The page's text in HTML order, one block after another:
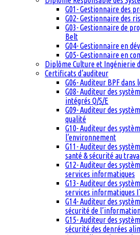
G01- Gestionnaire des
G02- Gestionnaire des
G03- Gestionnaire de
Belt
G04- Gestionnaire en
G05- Gestionnaire en
Diplôme Culture et Ingénierie
Certificats d’auditeur
G06- Auditeur BPF
G08- Auditeur des
intégrés Q/S/E
G09- Auditeur des
qualité
G10- Auditeur des
l’environnement
G11- Auditeur des
santé & sécurité au
G12- Auditeur des
services informatiques
G13- Auditeur des
services informatiques
G14- Auditeur des
sécurité de
G15- Auditeur des
sécurité des denrées